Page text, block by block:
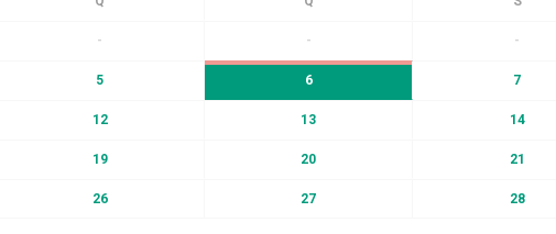
- - -
5 6 7
12 13 14
19 20 21
26 27 28